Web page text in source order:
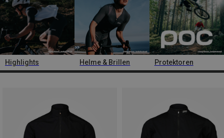
Highlights Helme & Brillen Protektoren